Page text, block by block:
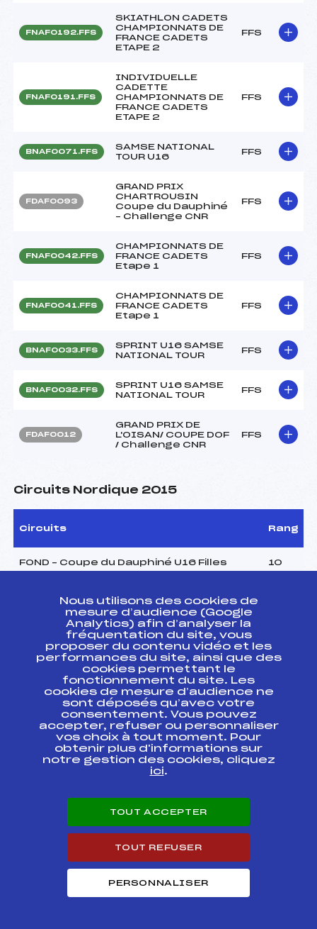
FNAF0192.FFS
SKIATHLON CADETS
CHAMPIONNATS DE
FRANCE CADETS
ETAPE 2
FFS
FNAF0191.FFS
INDIVIDUELLE
CADETTE
CHAMPIONNATS DE
FRANCE CADETS
ETAPE 2
FFS
BNAF0071.FFS
SAMSE NATIONAL
TOUR U16
FFS
FDAF0093
GRAND PRIX
CHARTROUSIN
Coupe du Dauphiné
– Challenge CNR
FFS
FNAF0042.FFS
CHAMPIONNATS DE
FRANCE CADETS
Etape 1
FFS
FNAF0041.FFS
CHAMPIONNATS DE
FRANCE CADETS
Etape 1
FFS
BNAF0033.FFS
SPRINT U16 SAMSE
NATIONAL TOUR
FFS
BNAF0032.FFS
SPRINT U16 SAMSE
NATIONAL TOUR
FFS
FDAF0012
GRAND PRIX DE
L'OISAN/ COUPE DOF
/ Challenge CNR
FFS
Circuits Nordique 2015
Circuits Rang
FOND – Coupe du Dauphiné U16 Filles 10
FOND – Championnats de France U16
Résultats Nordique 2014
Course Cat.
BNAF0152
BIATHLON SUMMER
TOUR
FFS
Challenge CNR
BNAF0142
SUMMER MINI
BIATHLON U16
(CADETS)
FFS
CHARTROUSIN (MBP
M+F / CAD F) —
Nous utilisons des cookies de
mesure d’audience (Google
Analytics) afin d’analyser la
fréquentation du site, vous
proposer du contenu vidéo et les
performances du site, ainsi que des
cookies permettant le
fonctionnement du site. Les
cookies de mesure d’audience ne
sont déposés qu’avec votre
consentement. Vous pouvez
accepter, refuser ou personnaliser
vos choix à tout moment. Pour
obtenir plus d'informations sur
notre gestion des cookies, cliquez
ici.
TOUT ACCEPTER
TOUT REFUSER
PERSONNALISER